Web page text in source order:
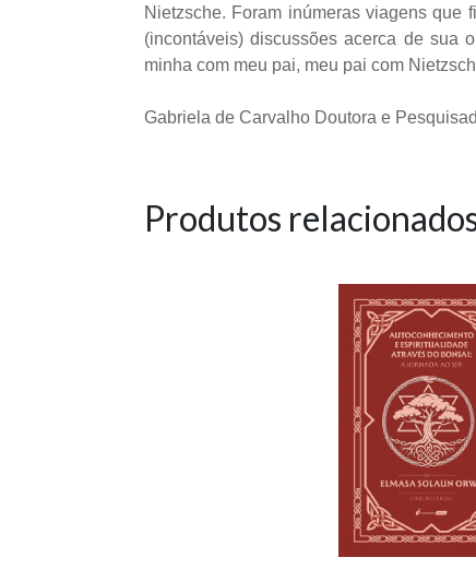
Nietzsche. Foram inúmeras viagens que
(incontáveis) discussões acerca de sua
minha com meu pai, meu pai com
Gabriela de Carvalho Doutora e
Produtos